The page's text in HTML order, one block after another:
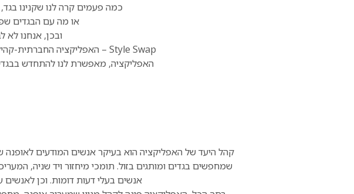
כמה פעמים קרה לנו שקנינו
או מה עם הבגדים
ובכן, אנחנו לא
Style Swap – האפליקציה החברתית-קהילתית מצאה את הפתרון ומאפשרת לקבל ולרכוש בגדים יד שנייה
האפליקציה, מאפשרת לנו להתחדש
קהל היעד של האפליקציה הוא בעיקר אנשים המודעים לאופנה
שמחפשים בגדים ומותגים בזול. תומכי מיחזור ויד שניה,
אנשים בעלי דעות דומות. וכן